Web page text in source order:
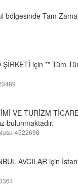
Tam
için ** Tüm
VE TURİZM
bulunmaktadır.
4522690
AVCILAR için